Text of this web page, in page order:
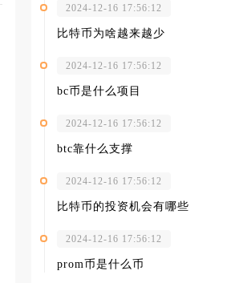
2024-12-16 17:56:12
比特币为啥越来越少
2024-12-16 17:56:12
bc币是什么项目
2024-12-16 17:56:12
btc靠什么支撑
2024-12-16 17:56:12
比特币的投资机会有哪些
2024-12-16 17:56:12
prom币是什么币